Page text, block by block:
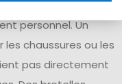
d’espace pour
personnel. Un
chaussures ou les
pas directement